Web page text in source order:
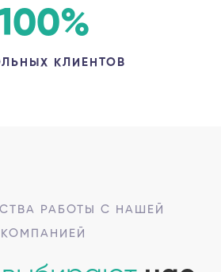
%
КЛИЕНТОВ
РАБОТЫ С НАШЕЙ
КОМПАНИЕЙ